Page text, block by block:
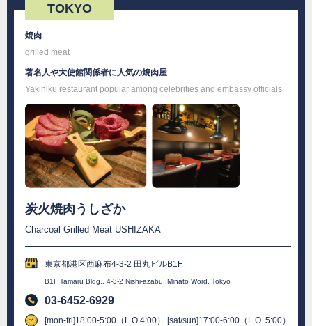
TOKYO
焼肉
grilled meat
著名人や大使館関係者に人気の焼肉屋
Yakiniku restaurant popular among celebrities and embassy officials.
炭火焼肉うしざか
Charcoal Grilled Meat USHIZAKA
東京都港区西麻布4-3-2 田丸ビルB1F
B1F Tamaru Bldg., 4-3-2 Nishi-azabu, Minato Word, Tokyo
03-6452-6929
[mon-fri]18:00-5:00（L.O.4:00） [sat/sun]17:00-6:00（L.O. 5:00）